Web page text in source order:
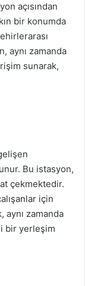
açısından
bir konumda
aynı zamanda
sunarak,
Bu istasyon,
çekmektedir.
için
aynı zamanda
bir yerleşim